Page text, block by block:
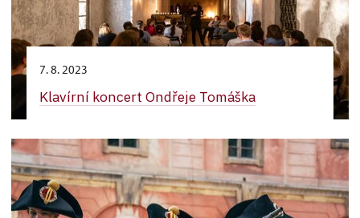
7. 8. 2023
Klavírní koncert Ondřeje Tomáška